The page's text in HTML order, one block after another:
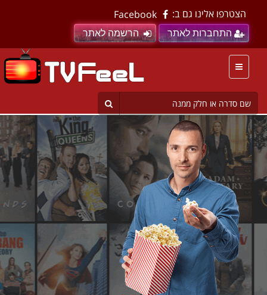
הצטרפו אלינו גם ב: Facebook
התחברות לאתר הרשמה לאתר